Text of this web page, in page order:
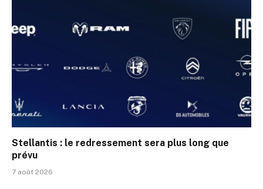
Stellantis : le redressement sera plus long que
prévu
7 août 2026